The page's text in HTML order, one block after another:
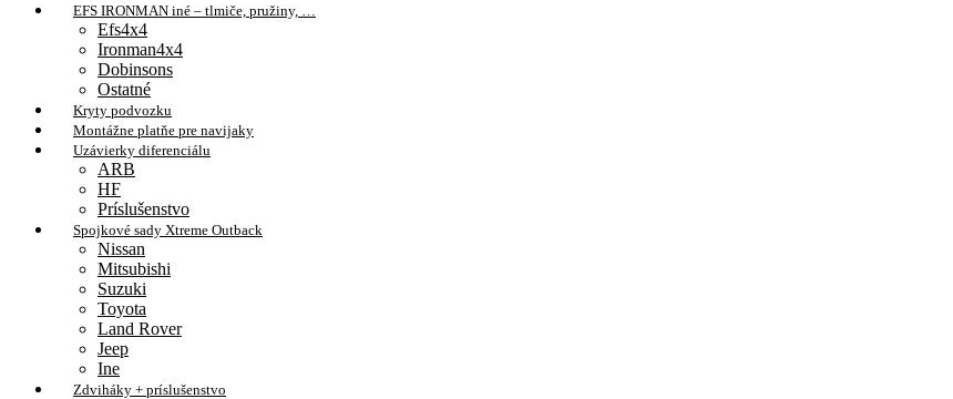
EFS IRONMAN iné – tlmiče, pružiny, …
Efs4x4
Ironman4x4
Dobinsons
Ostatné
Kryty podvozku
Montážne platňe pre navijaky
Uzávierky diferenciálu
ARB
HF
Príslušenstvo
Spojkové sady Xtreme Outback
Nissan
Mitsubishi
Suzuki
Toyota
Land Rover
Jeep
Ine
Zdviháky + príslušenstvo